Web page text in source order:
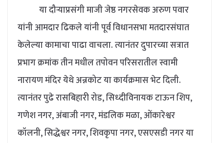
या दौऱ्याप्रसंगी माजी जेष्ठ नगरसेवक अरुण पवार
यांनी आमदार ढिकले यांनी पूर्व विधानसभा मतदारसंघात
केलेल्या कामाचा पाढा वाचला. त्यानंतर दुपारच्या सत्रात
प्रभाग क्रमांक तीन मधील तपोवन परिसरातील स्वामी
नारायण मंदिर येथे अन्नकोट या कार्यक्रमास भेट दिली.
त्यानंतर पुढे रासबिहारी रोड, सिध्दीविनायक टाऊन शिप,
गणेश नगर, अंबाजी नगर, मंडलिक मळा, ओंकारेश्वर
कॉलनी, सिद्धेश्वर नगर, शिवकृपा नगर, एसएसडी नगर या